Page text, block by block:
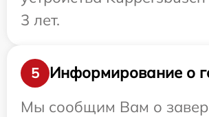
3 лет.
5
Информирование о
Мы сообщим Вам о